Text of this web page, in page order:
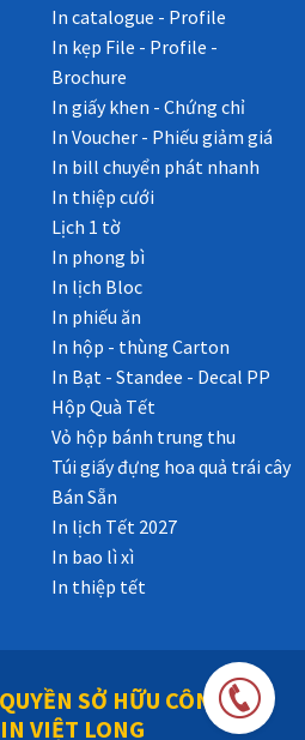
In catalogue - Profile
In kẹp File - Profile -
Brochure
In giấy khen - Chứng chỉ
In Voucher - Phiếu giảm giá
In bill chuyển phát nhanh
In thiệp cưới
Lịch 1 tờ
In phong bì
In lịch Bloc
In phiếu ăn
In hộp - thùng Carton
In Bạt - Standee - Decal PP
Hộp Quà Tết
Vỏ hộp bánh trung thu
Túi giấy đựng hoa quả trái cây
Bán Sẵn
In lịch Tết 2027
In bao lì xì
In thiệp tết
SỞ HỮU CÔNG TY
VIỆT LONG